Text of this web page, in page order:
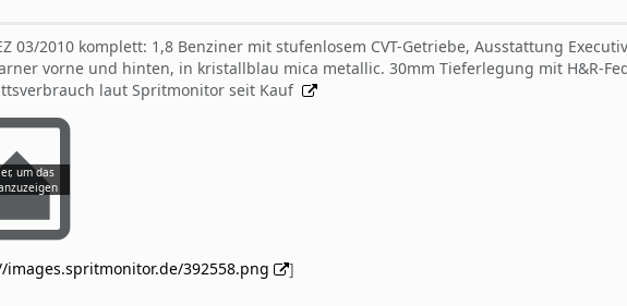
03/2010 komplett: 1,8 Benziner mit stufenlosem CVT-Getriebe, Ausstattung
vorne und hinten, in kristallblau mica metallic. 30mm Tieferlegung mit H&R-
laut Spritmonitor seit Kauf
images.spritmonitor.de/392558.png ]